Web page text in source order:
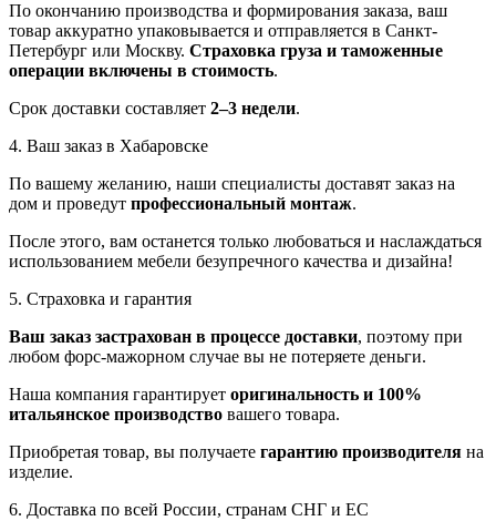
По окончанию производства и формирования заказа, ваш
товар аккуратно упаковывается и отправляется в Санкт-
Петербург или Москву. Страховка груза и таможенные
операции включены в стоимость.
Срок доставки составляет 2–3 недели.
4. Ваш заказ в Хабаровске
По вашему желанию, наши специалисты доставят заказ на
дом и проведут профессиональный монтаж.
После этого, вам останется только любоваться и наслаждаться
использованием мебели безупречного качества и дизайна!
5. Страховка и гарантия
Ваш заказ застрахован в процессе доставки, поэтому при
любом форс-мажорном случае вы не потеряете деньги.
Наша компания гарантирует оригинальность и 100%
итальянское производство вашего товара.
Приобретая товар, вы получаете гарантию производителя на
изделие.
6. Доставка по всей России, странам СНГ и ЕС